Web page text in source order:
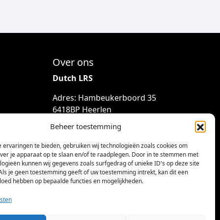
Beheer toestemming
ervaringen te bieden, gebruiken wij technologieën zoals cookies om
je apparaat op te slaan en/of te raadplegen. Door in te stemmen met
kunnen wij gegevens zoals surfgedrag of unieke ID's op deze site
je geen toestemming geeft of uw toestemming intrekt, kan dit een
hebben op bepaalde functies en mogelijkheden.
Over ons
Dutch LRS
Adres: Hambeukerboord 35
6418BP Heerlen
(geen bezoekadres)
info@dutchlrs.nl
+31 45 2123953
KvK-nummer: 96002824
Btw-id: NL867424114B01